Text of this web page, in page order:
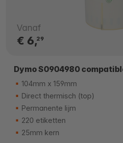
Vanaf
€ 6,29
Dymo S0904980
104mm x 159mm
Direct thermisch (top)
Permanente lijm
220 etiketten
25mm kern